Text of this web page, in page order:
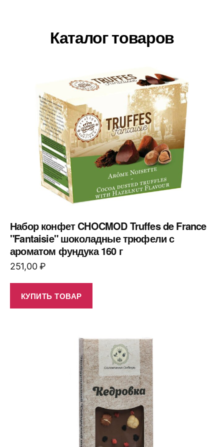
Каталог товаров
Набор конфет CHOCMOD Truffes de France
"Fantaisie" шоколадные трюфели с
ароматом фундука 160 г
251,00₽
КУПИТЬ ТОВАР